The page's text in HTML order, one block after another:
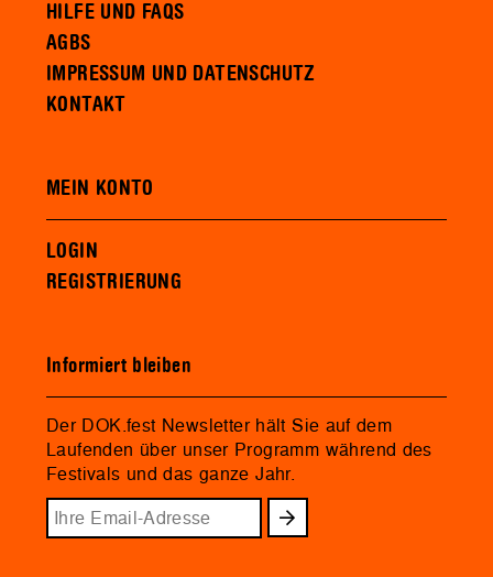
HILFE UND FAQS
AGBS
IMPRESSUM UND DATENSCHUTZ
KONTAKT
MEIN KONTO
LOGIN
REGISTRIERUNG
Informiert bleiben
Der DOK.fest Newsletter hält Sie auf dem
Laufenden über unser Programm während des
Festivals und das ganze Jahr.